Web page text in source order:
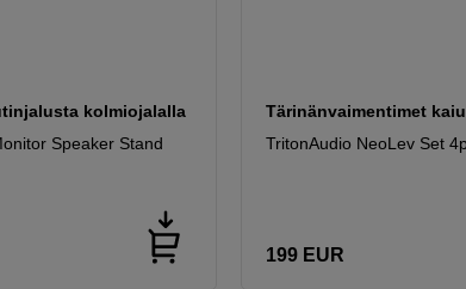
kolmiojalalla
Speaker Stand
Tärinänvaimentimet
TritonAudio NeoLev Set
199 EUR